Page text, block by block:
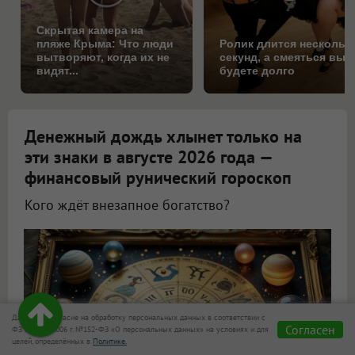
Скрытая камера на
пляже Крыма: Что люди
вытворяют, когда их не
видят...
Ролик длится
секунд, а смеяться вы
будете долго
Денежный дождь хлынет только на
эти знаки в августе 2026 года —
финансовый рунический гороскоп
Кого ждёт внезапное богатство?
Даю своё согласие на обработку персональных данных в соответствии с
ФЗ от 27.07.2006 г. №152-ФЗ «О персональных данных» на условиях и для
целей, определённых в Политике.
Согласен